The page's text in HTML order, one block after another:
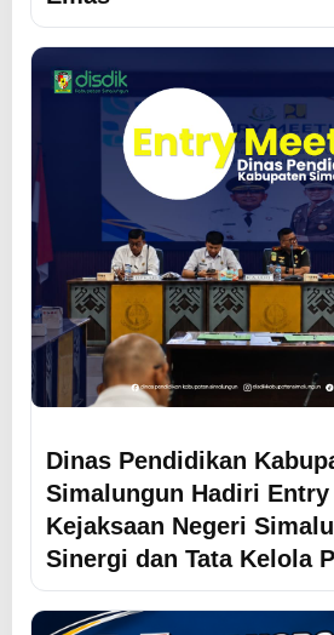
Dinas Pendidikan
Simalungun Hadiri
Kejaksaan Negeri
Sinergi dan Tata Kelola